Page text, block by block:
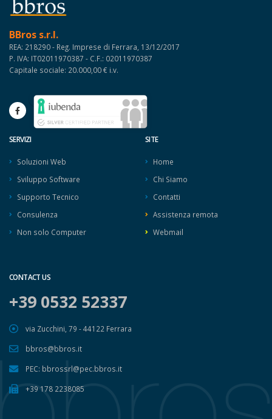
BBros s.r.l.
REA: 218290 - Reg. Imprese di Ferrara, 13/12/2017
P. IVA: IT02011970387 - C.F.: 02011970387
Capitale sociale: 20.000,00 € i.v.
SERVIZI
Soluzioni Web
Sviluppo Software
Supporto Tecnico
Consulenza
Non solo Computer
SITE
Home
Chi Siamo
Contatti
Assistenza remota
Webmail
CONTACT US
+39 0532 52337
via Zucchini, 79 - 44122 Ferrara
bbros@bbros.it
PEC: bbrossrl@pec.bbros.it
+39 178 2238085